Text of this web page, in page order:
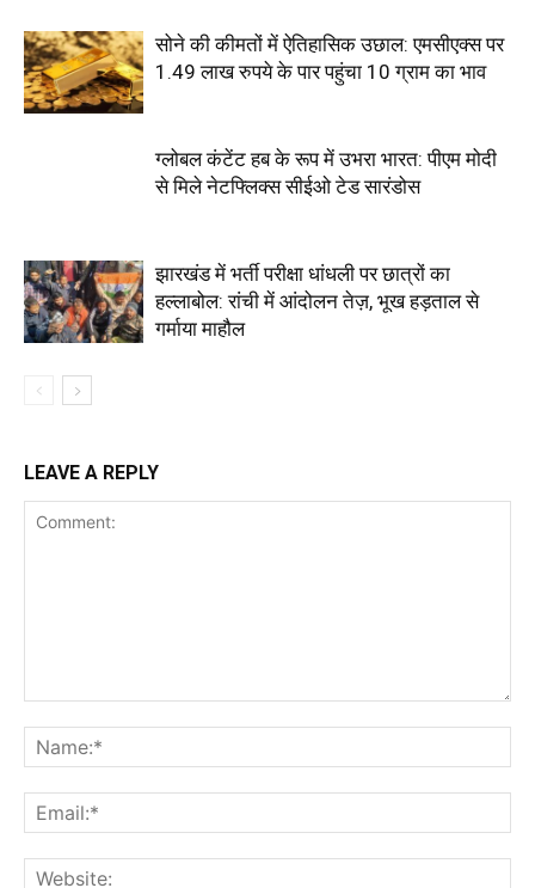
सोने की कीमतों में ऐतिहासिक उछाल: एमसीएक्स पर
1.49 लाख रुपये के पार पहुंचा 10 ग्राम का भाव
ग्लोबल कंटेंट हब के रूप में उभरा भारत: पीएम मोदी
से मिले नेटफ्लिक्स सीईओ टेड सारंडोस
झारखंड में भर्ती परीक्षा धांधली पर छात्रों का
हल्लाबोल: रांची में आंदोलन तेज़, भूख हड़ताल से
गर्माया माहौल
LEAVE A REPLY